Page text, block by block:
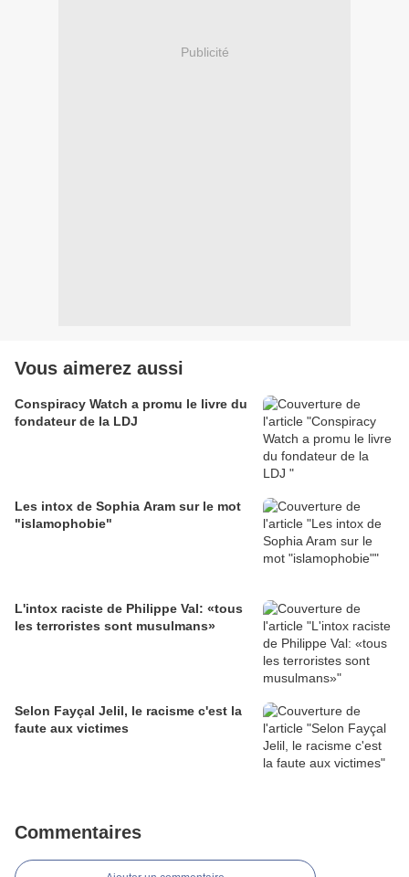
Publicité
Vous aimerez aussi
Conspiracy Watch a promu le livre du
fondateur de la LDJ
Les intox de Sophia Aram sur le mot
"islamophobie"
L'intox raciste de Philippe Val: «tous
les terroristes sont musulmans»
Selon Fayçal Jelil, le racisme c'est la
faute aux victimes
Commentaires